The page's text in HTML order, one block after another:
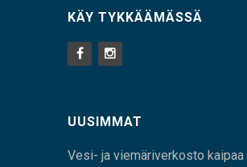
KÄY TYKKÄÄMÄSSÄ
UUSIMMAT
Vesi- ja viemäriverkosto kaipaa